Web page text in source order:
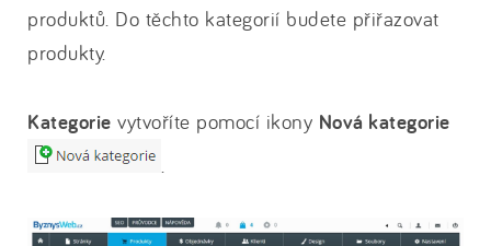
produktů. Do těchto kategorií budete přiřazovat
produkty.
Kategorie vytvoříte pomocí ikony Nová kategorie
.